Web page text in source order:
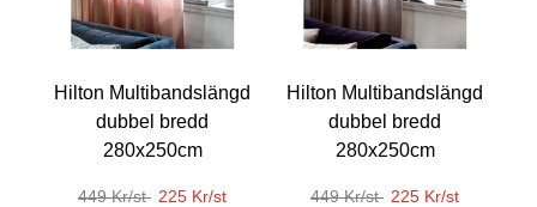
Hilton Multibandslängd
dubbel bredd
280x250cm
449 Kr/st 225 Kr/st
Hilton Multibandslängd
dubbel bredd
280x250cm
449 Kr/st 225 Kr/st